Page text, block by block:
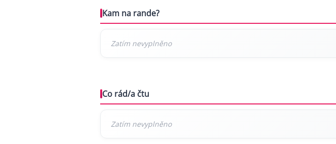
Kam na rande?
Co rád/a čtu